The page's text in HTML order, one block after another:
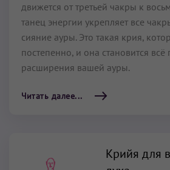
движется от третьей чакры к
танец энергии укрепляет все
сияние ауры. Это такая крия,
постепенно, и она становится
расширения вашей ауры.
Читать далее...
Крийя для